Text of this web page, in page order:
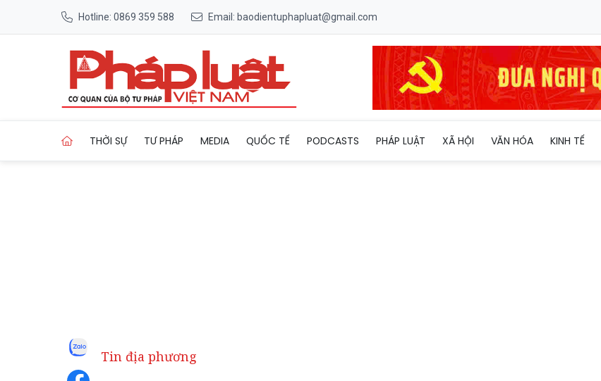
Hotline: 0869 359 588 Email: baodientuphapluat@gmail.com
THỜI SỰ TƯ PHÁP MEDIA QUỐC TẾ PODCASTS PHÁP LUẬT XÃ HỘI VĂN HÓA KINH TẾ
Tin địa phương